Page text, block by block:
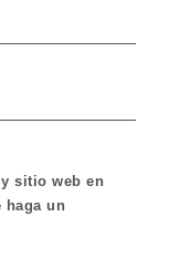
sitio web en
haga un